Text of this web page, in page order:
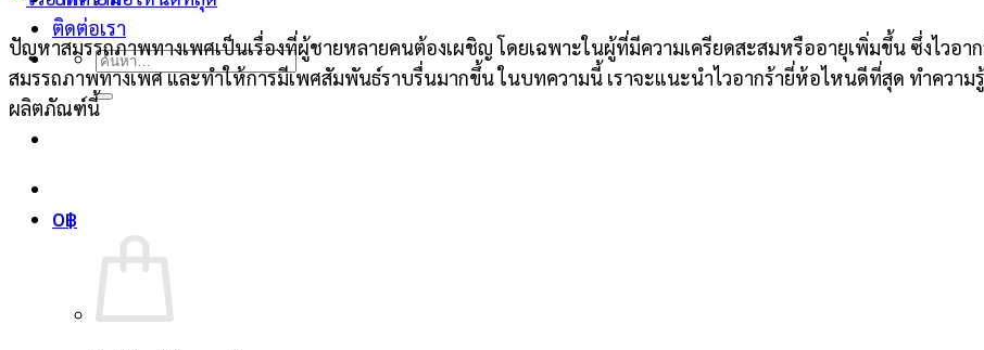
ติดต่อเรา
ค้นหา:
0฿
ปัญหาสมรรถภาพทางเพศเป็นเรื่องที่ผู้ชายหลายคนต้องเผชิญ โดยเฉพาะในผู้ที่มีความเครียดสะสมหรืออายุเพิ่มขึ้น ซึ่งไวอา
สมรรถภาพทางเพศ และทำให้การมีเพศสัมพันธ์ราบรื่นมากขึ้น ในบทความนี้ เราจะแนะนำไวอากร้ายี่ห้อไหนดีที่สุด ทำความ
ผลิตภัณฑ์นี้